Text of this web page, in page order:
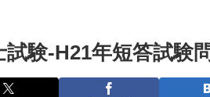
試験-H21年短答試験